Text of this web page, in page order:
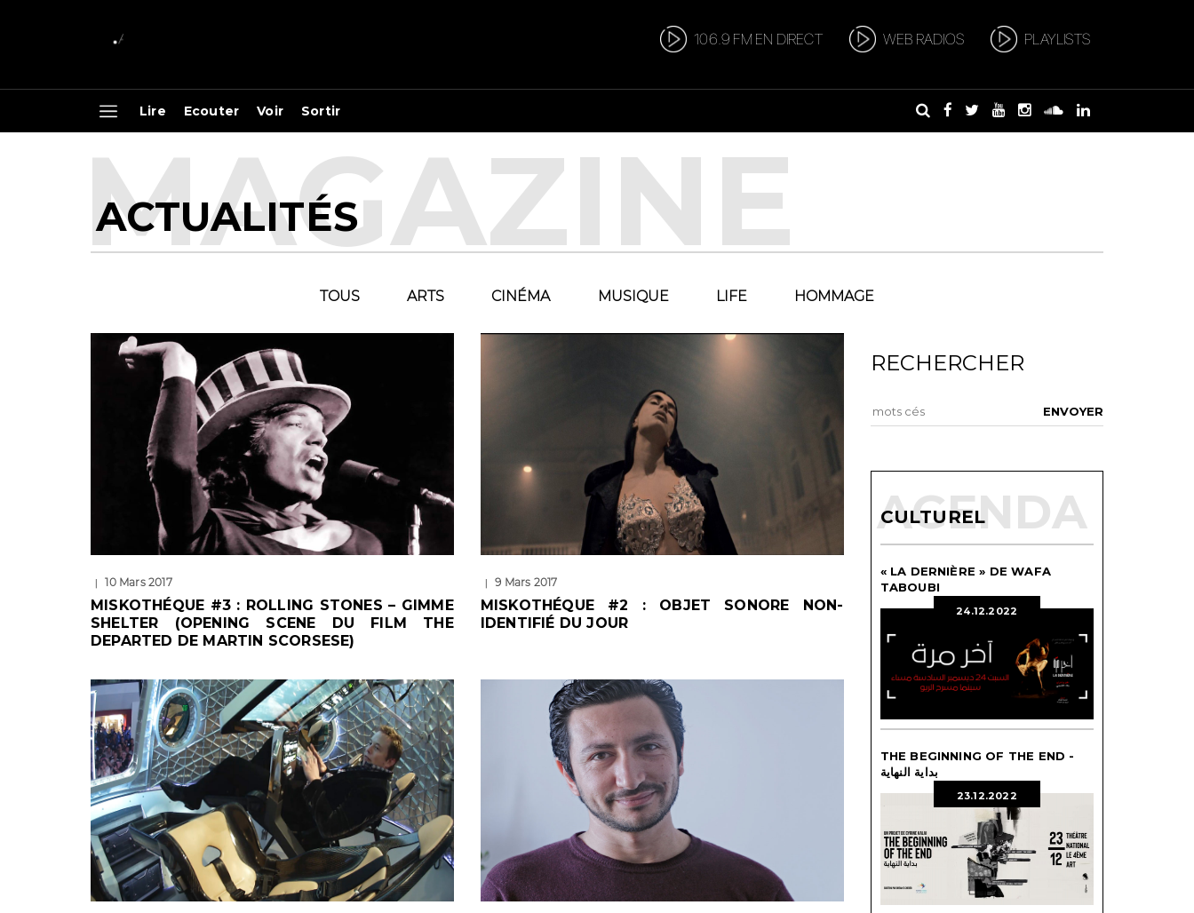
PLAYLISTS
WEB RADIOS
106.9 FM EN DIRECT
Lire Ecouter Voir Sortir
ACTUALITÉS
TOUS ARTS CINÉMA MUSIQUE LIFE HOMMAGE
| 10 Mars 2017
MISKOTHÉQUE #3 : ROLLING STONES – GIMME
SHELTER (OPENING SCENE DU FILM THE
DEPARTED DE MARTIN SCORSESE)
| 9 Mars 2017
MISKOTHÉQUE #2 : OBJET SONORE NON-
IDENTIFIÉ DU JOUR
RECHERCHER
CULTUREL
« LA DERNIÈRE » DE WAFA
TABOUBI
24.12.2022
THE BEGINNING OF THE END -
بداية النهاية
23.12.2022